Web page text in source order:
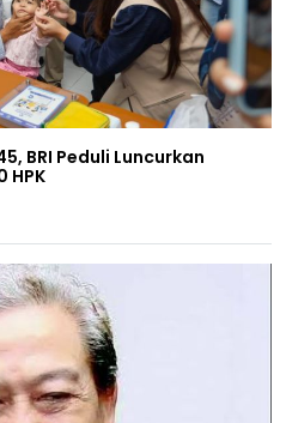
BRI Peduli Luncurkan
HPK